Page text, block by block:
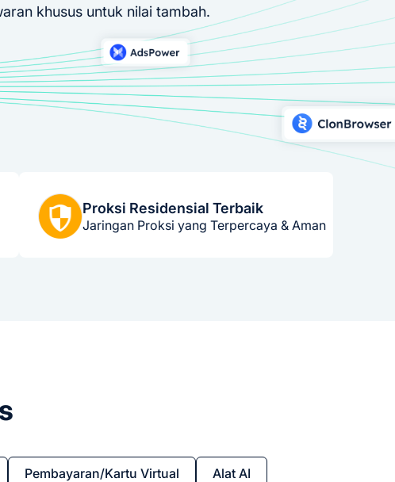
khusus untuk nilai tambah.
Proksi Residensial Terbaik
Jaringan Proksi yang Terpercaya & Aman
Pembayaran/Kartu Virtual Alat AI